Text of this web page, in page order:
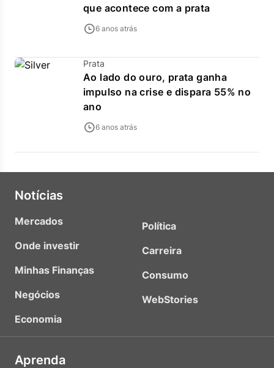
que acontece com a prata
6 anos atrás
Prata
Ao lado do ouro, prata ganha
impulso na crise e dispara 55% no
ano
6 anos atrás
Notícias
Mercados
Onde investir
Minhas Finanças
Negócios
Economia
Política
Carreira
Consumo
WebStories
Aprenda